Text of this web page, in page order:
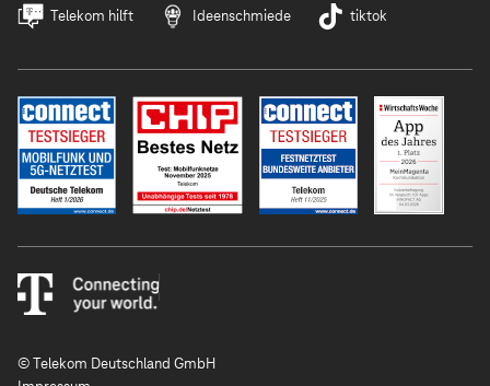
Telekom hilft Ideenschmiede tiktok
© Telekom Deutschland GmbH